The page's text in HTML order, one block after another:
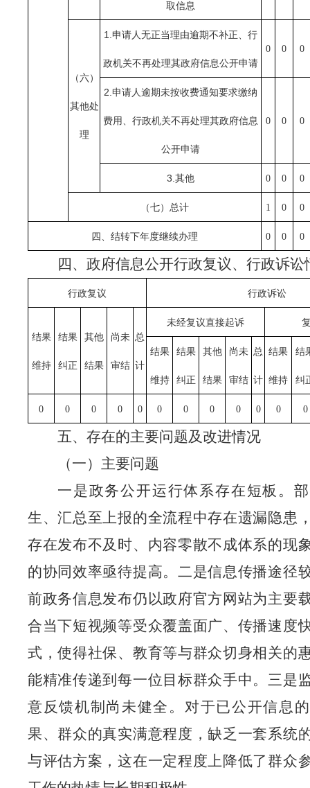
取信息
（六）
其他处
理
1. 申请人无正当理由逾期不补正、行
政机关不再处理其政府信息公开申请
0 0 0
2. 申请人逾期未按收费通知要求缴纳
费用、行政机关不再处理其政府信息
公开申请
0 0 0
3. 其他 0 0 0
（七）总计 1 0 0
四、结转下年度继续办理 0 0 0
四、政府信息公开行政复议、行政诉讼
行政复议 行政诉讼
结果
维持
结果
纠正
其他
结果
尚未
审结
总
计
未经复议直接起诉
结果
维持
结果
纠正
其他
结果
尚未
审结
总
计
结果
维持
结
纠
0 0 0 0 0 0 0 0 0 0 0 0
五、存在的主要问题及改进情况
（一）主要问题
一是政务公开运行体系存在短板。
生、汇总至上报的全流程中存在遗漏隐患
存在发布不及时、内容零散不成体系的现
的协同效率亟待提高。二是信息传播途径
前政务信息发布仍以政府官方网站为主要
合当下短视频等受众覆盖面广、传播速度
式，使得社保、教育等与群众切身相关的
能精准传递到每一位目标群众手中。三是
意反馈机制尚未健全。对于已公开信息
果、群众的真实满意程度，缺乏一套系统
与评估方案，这在一定程度上降低了群众